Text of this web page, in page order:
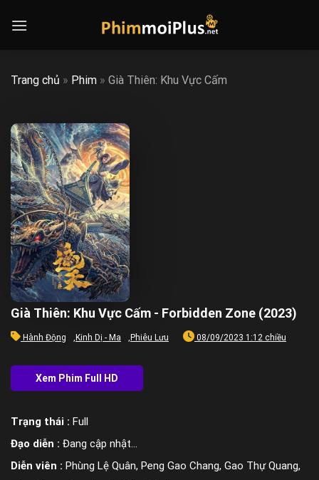
Trang chủ » Phim » Già Thiên: Khu Vực Cấm
Già Thiên: Khu Vực Cấm - Forbidden Zone (2023)
Hành Động , Kinh Dị - Ma , Phiêu Lưu 08/09/2023 1:12 chiều
Trạng thái : Full
Đạo diễn : Đang cập nhật…
Diễn viên : Phùng Lệ Quân, Peng Gao Chang, Gao Thự Quang,